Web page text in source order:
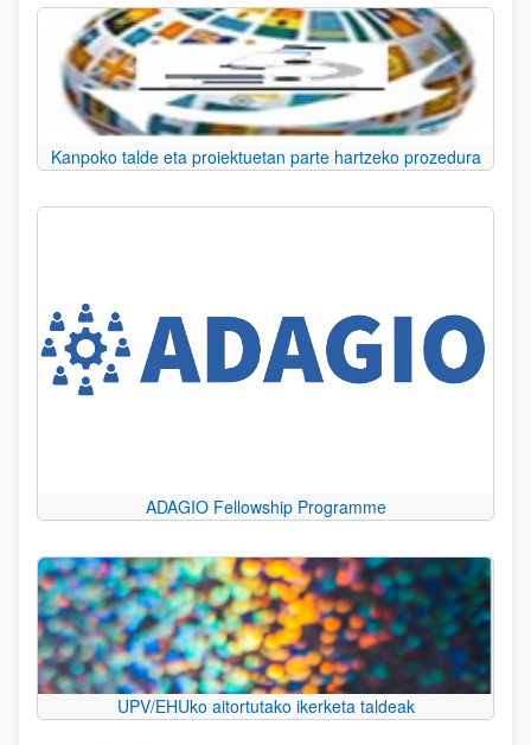
Kanpoko talde eta proiektuetan parte hartzeko prozedura
ADAGIO Fellowship Programme
UPV/EHUko aitortutako ikerketa taldeak